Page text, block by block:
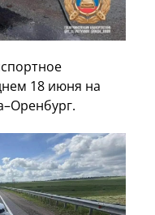
18 июня на